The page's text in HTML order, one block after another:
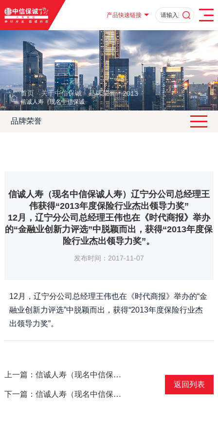
产品快速链接
首页 · 关于中信保诚 · 品牌荣誉 · 2013 ·
信诚人寿（现名中信保诚人寿）辽宁分公司总经理王伟获得“2013年度保险
品牌荣誉
信诚人寿（现名中信保诚人寿）辽宁分公司总经理王
伟获得“2013年度保险行业杰出领导力奖”
12月，辽宁分公司总经理王伟也在《时代商报》举办
的“金融业创新力评选”中脱颖而出，获得“2013年度保
险行业杰出领导力奖”。
发布时间：2017-11-07
12月，辽宁分公司总经理王伟也在《时代商报》举办的“金
融业创新力评选”中脱颖而出，获得“2013年度保险行业杰
出领导力奖”。
上一篇：信诚人寿（现名中信保诚人寿）北京分公司获得2013北京保险行业综合实力十强
下一篇：信诚人寿（现名中信保诚人寿）辽宁分公司赢得“2013年度最佳诚信品牌保险公司”称号
返回列表